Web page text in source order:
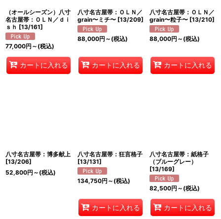
（オールシーズン）八寸
名古屋帯：ＯＬＮ／ｄｉ
ｓｈ [13/161]
77,000円 ～ (税込)
カートに入れる
八寸名古屋帯：ＯＬＮ／
grain〜ミチ〜 [13/209]
88,000円 ～ (税込)
カートに入れる
八寸名古屋帯：ＯＬＮ／
grain〜粒子〜 [13/210]
88,000円 ～ (税込)
カートに入れる
八寸名古屋帯：博多献上
[13/206]
52,800円 ～ (税込)
八寸名古屋帯：狂言格子
[13/131]
134,750円 ～ (税込)
カートに入れる
八寸名古屋帯：紙格子
（ブルーグレー）
[13/169]
82,500円 ～ (税込)
カートに入れる